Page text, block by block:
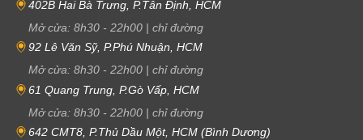
402B Hai Bà Trưng, P.Tân Định, HCM
Mở cửa: 8h30 - 22h00 | chỉ đường
92 Lê Văn Sỹ, P.Phú Nhuận, HCM
Mở cửa: 8h30 - 22h00 | chỉ đường
61 Quang Trung, P.Gò Vấp, HCM
Mở cửa: 8h30 - 22h00 | chỉ đường
642 CMT8, P.Thủ Dầu Một, HCM (Bình Dương)